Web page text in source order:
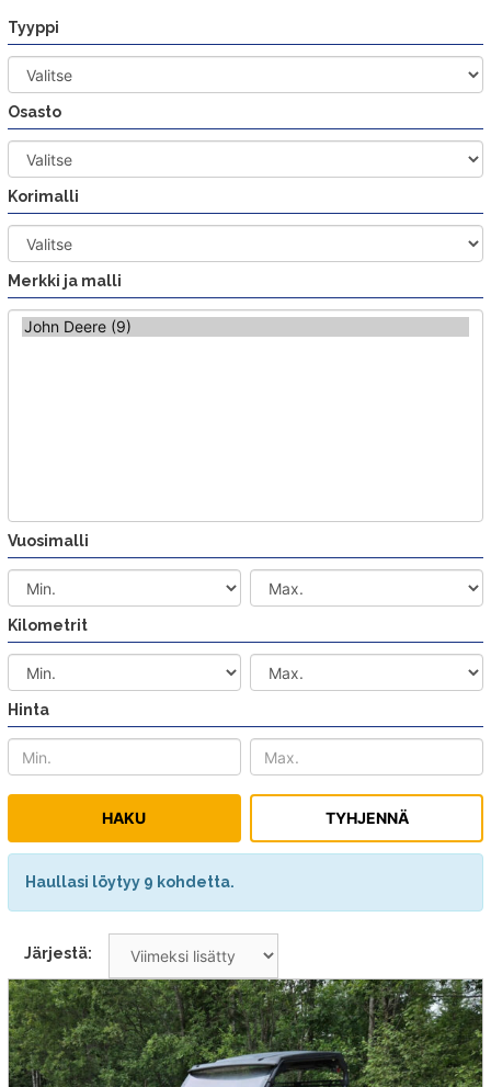
sisältöön
Tyyppi
Osasto
Korimalli
Merkki ja malli
Vuosimalli
Kilometrit
Hinta
Haullasi löytyy 9 kohdetta.
Järjestä: